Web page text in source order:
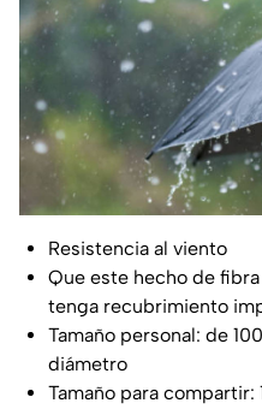
Resistencia al viento
Que este hecho de
tenga recubrimiento
Tamaño personal: de
diámetro
Tamaño para